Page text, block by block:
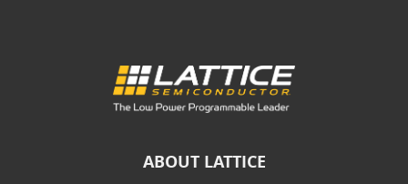
ABOUT LATTICE